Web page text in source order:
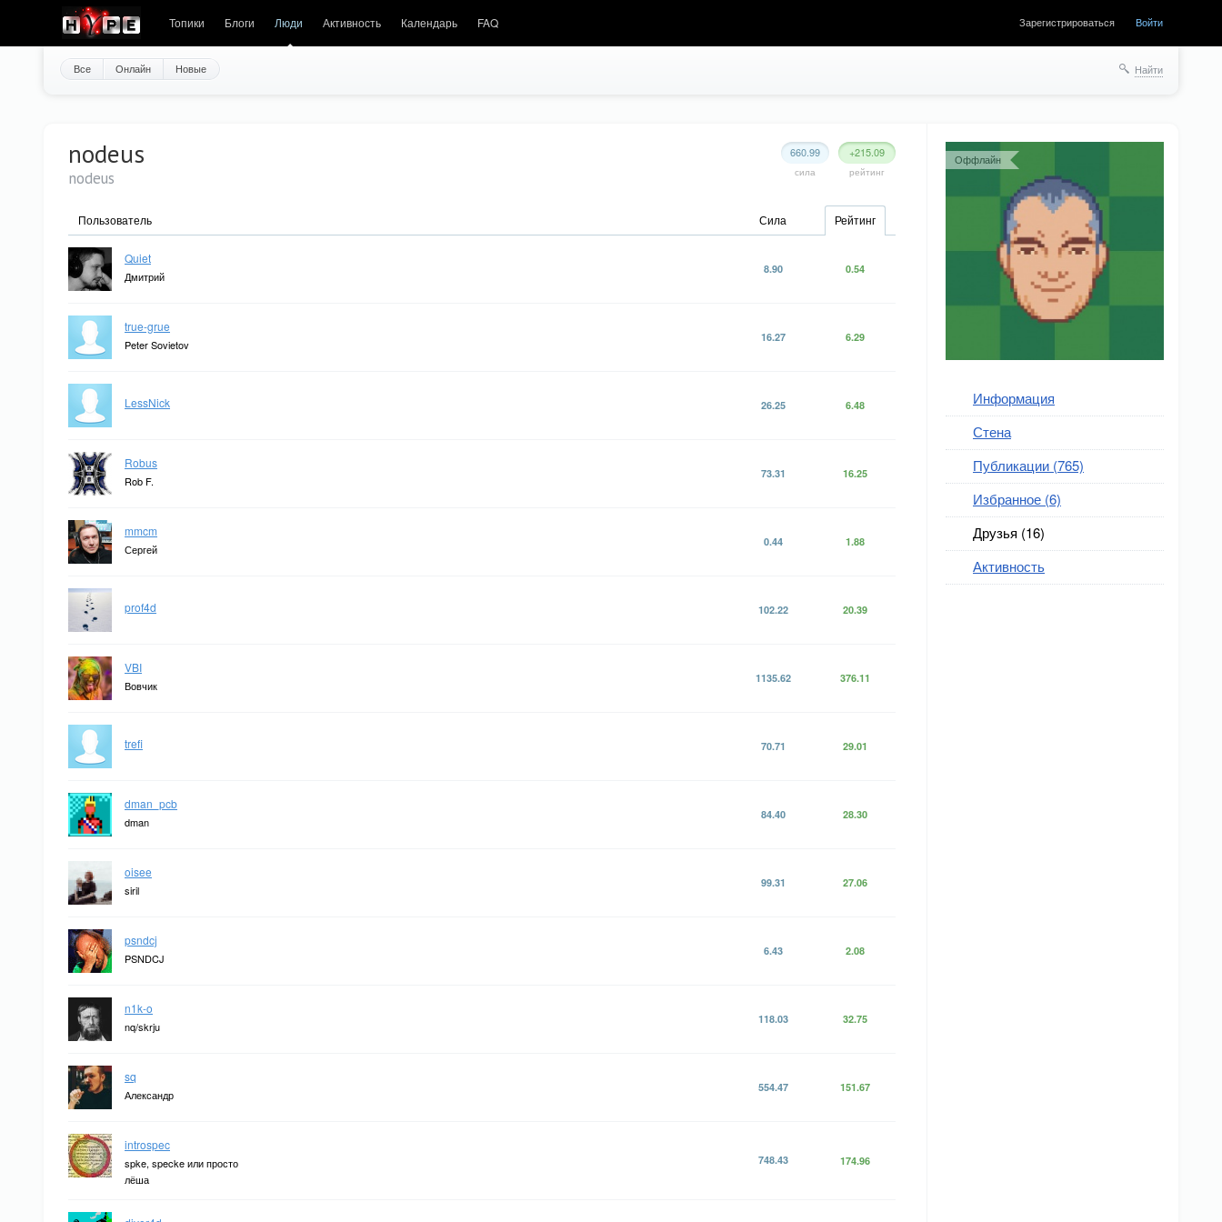
Топики Блоги Люди Активность Календарь FAQ Зарегистрироваться Войти
Все Онлайн Новые Найти
Оффлайн
Информация
Стена
Публикации (765)
Избранное (6)
Друзья (16)
Активность
+215.09
рейтинг
660.99
сила
nodeus
nodeus
Пользователь Сила Рейтинг
Quiet
Дмитрий
8.90 0.54
true-grue
Peter Sovietov
16.27 6.29
LessNick 26.25 6.48
Robus
Rob F.
73.31 16.25
mmcm
Сергей
0.44 1.88
prof4d 102.22 20.39
VBI
Вовчик
1135.62 376.11
trefi 70.71 29.01
dman_pcb
dman
84.40 28.30
oisee
siril
99.31 27.06
psndcj
PSNDCJ
6.43 2.08
n1k-o
nq/skrju
118.03 32.75
sq
Александр
554.47 151.67
introspec
spke, specke или просто
лёша
748.43 174.96